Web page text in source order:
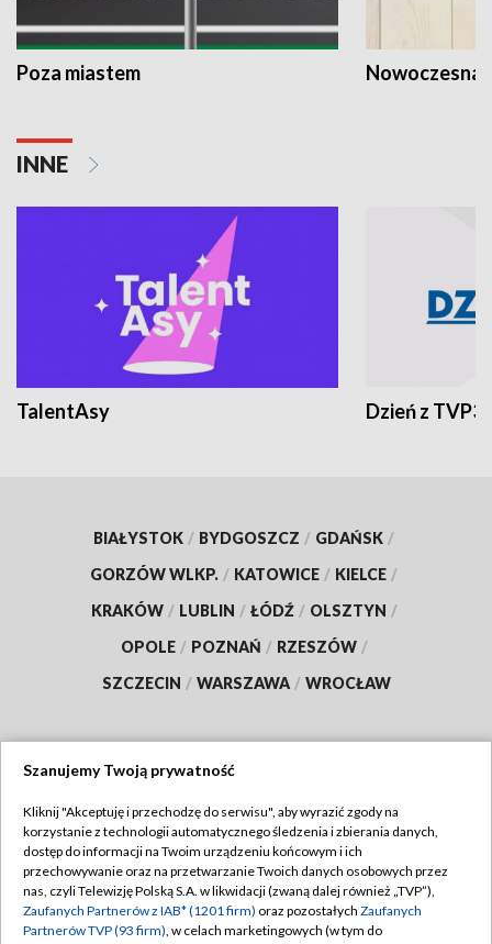
Poza miastem Nowoczesna
INNE
TalentAsy Dzień z TVP3
BIAŁYSTOK / BYDGOSZCZ / GDAŃSK /
GORZÓW WLKP. / KATOWICE / KIELCE /
KRAKÓW / LUBLIN / ŁÓDŹ / OLSZTYN /
OPOLE / POZNAŃ / RZESZÓW /
SZCZECIN / WARSZAWA / WROCŁAW
TVP
Abonament TVP
Emisja w TVP
Regulamin TVP
Polityka prywatności
Szanujemy Twoją prywatność
Kliknij "Akceptuję i przechodzę do serwisu", aby wyrazić zgody na
korzystanie z technologii automatycznego śledzenia i zbierania danych,
dostęp do informacji na Twoim urządzeniu końcowym i ich
przechowywanie oraz na przetwarzanie Twoich danych osobowych przez
nas, czyli Telewizję Polską S.A. w likwidacji (zwaną dalej również „TVP”),
Zaufanych Partnerów z IAB* (1201 firm) oraz pozostałych Zaufanych
Partnerów TVP (93 firm), w celach marketingowych (w tym do